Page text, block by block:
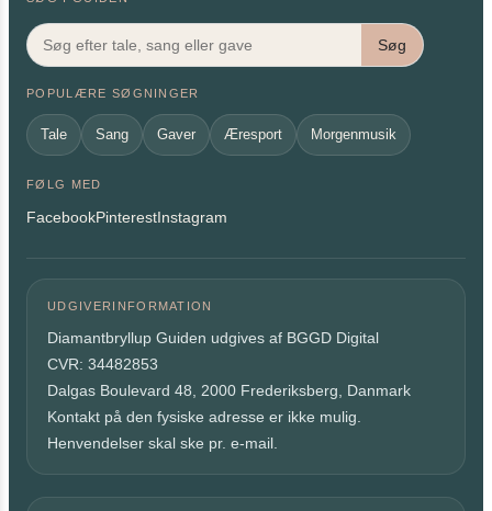
Søg
POPULÆRE SØGNINGER
Tale Sang Gaver Æresport Morgenmusik
FØLG MED
FacebookPinterestInstagram
UDGIVERINFORMATION
Diamantbryllup Guiden udgives af BGGD Digital
CVR: 34482853
Dalgas Boulevard 48, 2000 Frederiksberg, Danmark
Kontakt på den fysiske adresse er ikke mulig.
Henvendelser skal ske pr. e-mail.